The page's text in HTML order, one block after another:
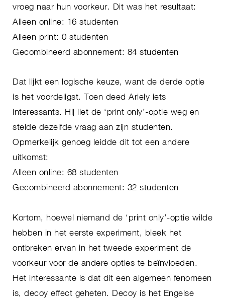
vroeg naar hun voorkeur. Dit was het resultaat:
Alleen online: 16 studenten
Alleen print: 0 studenten
Gecombineerd abonnement: 84 studenten
Dat lijkt een logische keuze, want de derde optie
is het voordeligst. Toen deed Ariely iets
interessants. Hij liet de ‘print only’-optie weg en
stelde dezelfde vraag aan zijn studenten.
Opmerkelijk genoeg leidde dit tot een andere
uitkomst:
Alleen online: 68 studenten
Gecombineerd abonnement: 32 studenten
Kortom, hoewel niemand de ‘print only’-optie wilde
hebben in het eerste experiment, bleek het
ontbreken ervan in het tweede experiment de
voorkeur voor de andere opties te beïnvloeden.
Het interessante is dat dit een algemeen fenomeen
is, decoy effect geheten. Decoy is het Engelse